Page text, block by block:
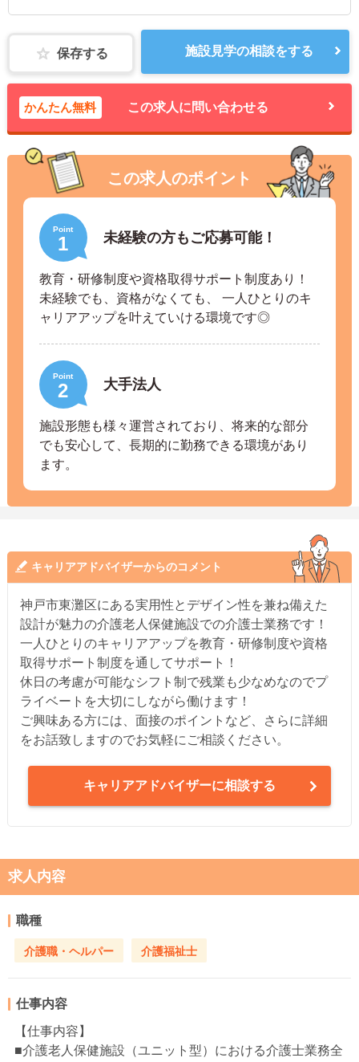
保存する 施設見学の相談をする
かんたん無料 この求人に問い合わせる
この求人のポイント
Point
1 未経験の方もご応募可能！
教育・研修制度や資格取得サポート制度あり！
未経験でも、資格がなくても、 一人ひとりのキ
ャリアアップを叶えていける環境です◎
Point
2 大手法人
施設形態も様々運営されており、将来的な部分
でも安心して、長期的に勤務できる環境があり
ます。
キャリアアドバイザーからのコメント
神戸市東灘区にある実用性とデザイン性を兼ね備えた
設計が魅力の介護老人保健施設での介護士業務です！
一人ひとりのキャリアアップを教育・研修制度や資格
取得サポート制度を通してサポート！
休日の考慮が可能なシフト制で残業も少なめなのでプ
ライベートを大切にしながら働けます！
ご興味ある方には、面接のポイントなど、さらに詳細
をお話致しますのでお気軽にご相談ください。
キャリアアドバイザーに相談する
求人内容
職種
介護職・ヘルパー 介護福祉士
仕事内容
【仕事内容】
■介護老人保健施設（ユニット型）における介護士業務全